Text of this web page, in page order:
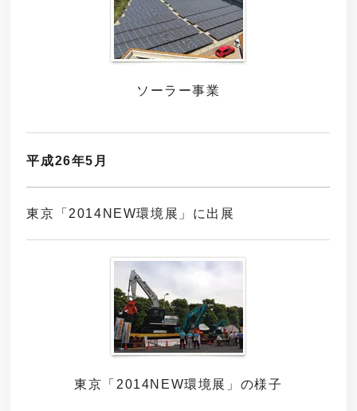
ソーラー事業
平成26年5月
東京「2014NEW環境展」に出展
東京「2014NEW環境展」 の様子